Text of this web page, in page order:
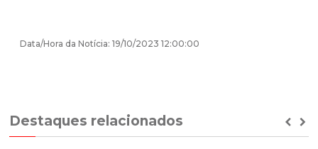
Data/Hora da Notícia: 19/10/2023 12:00:00
Destaques relacionados